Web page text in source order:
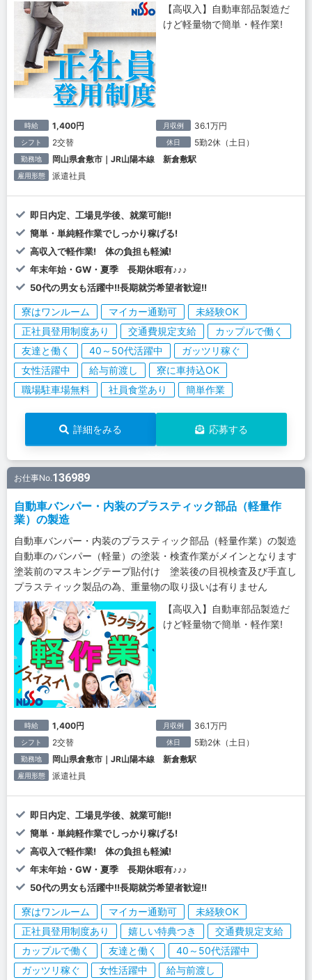
【高収入】自動車部品製造だ
けど軽量物で簡単・軽作業!
時給 1,400円 月収例 36.1万円
シフト 2交替 休日 5勤2休（土日）
勤務地 岡山県倉敷市｜JR山陽本線 新倉敷駅
雇用形態 派遣社員
即日内定、工場見学後、就業可能!!
簡単・単純軽作業でしっかり稼げる!
高収入で軽作業! 体の負担も軽減!
年末年始・GW・夏季 長期休暇有♪♪♪
50代の男女も活躍中!!長期就労希望者歓迎!!
寮はワンルーム マイカー通勤可
未経験OK
正社員登用制度あり
交通費規定支給
カップルで働く
友達と働く
40～50代活躍中
ガッツリ稼ぐ
女性活躍中
給与前渡し
寮に車持込OK
職場駐車場無料
社員食堂あり 簡単作業
詳細をみる 応募する
お仕事No.136989
自動車バンパー・内装のプラスティック部品（軽量作
業）の製造
自動車バンパー・内装のプラスティック部品（軽量作業）の製造
自動車のバンパー（軽量）の塗装・検査作業がメインとなります
塗装前のマスキングテープ貼付け 塗装後の目視検査及び手直し
プラスティック製品の為、重量物の取り扱いは有りません
【高収入】自動車部品製造だ
けど軽量物で簡単・軽作業!
時給 1,400円 月収例 36.1万円
シフト 2交替 休日 5勤2休（土日）
勤務地 岡山県倉敷市｜JR山陽本線 新倉敷駅
雇用形態 派遣社員
即日内定、工場見学後、就業可能!!
簡単・単純軽作業でしっかり稼げる!
高収入で軽作業! 体の負担も軽減!
年末年始・GW・夏季 長期休暇有♪♪♪
50代の男女も活躍中!!長期就労希望者歓迎!!
寮はワンルーム マイカー通勤可
未経験OK
正社員登用制度あり
嬉しい特典つき
交通費規定支給
カップルで働く
友達と働く
40～50代活躍中
ガッツリ稼ぐ
女性活躍中 給与前渡し